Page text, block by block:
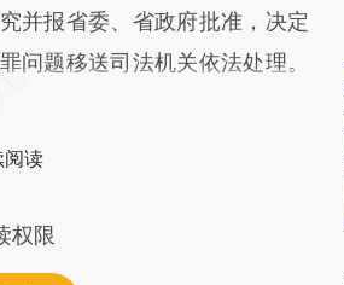
并报省委、省政府批准，决定
问题移送司法机关依法处理。
阅读
权限